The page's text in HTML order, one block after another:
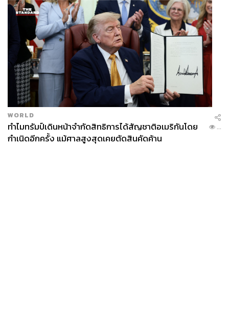
WORLD
ทำไมทรัมป์เดินหน้าจำกัดสิทธิการได้สัญชาติอเมริกันโดย
กำเนิดอีกครั้ง แม้ศาลสูงสุดเคยตัดสินคัดค้าน
...